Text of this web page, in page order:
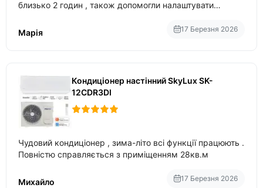
близько 2 годин , також допомогли налаштувати
Марія
17 Березня 2026
Кондиціонер настінний SkyLux SK-
12CDR3DI
Чудовий кондиціонер , зима-літо всі функції працюють .
Повністю справляється з приміщенням 28кв.м
Михайло 17 Березня 2026